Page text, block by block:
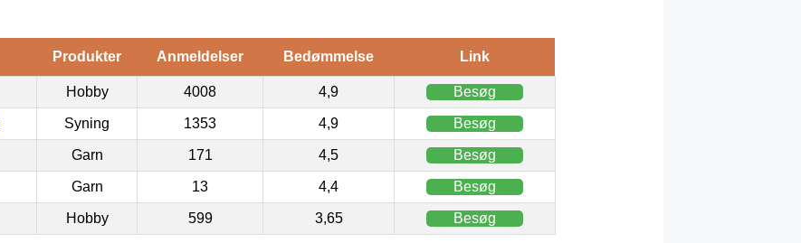
Produkter Anmeldelser Bedømmelse Link
Hobby 4008 4,9 Besøg
Syning 1353 4,9 Besøg
Garn 171 4,5 Besøg
Garn 13 4,4 Besøg
Hobby 599 3,65 Besøg